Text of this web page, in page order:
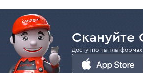
Скануйте
Доступно на платформах: